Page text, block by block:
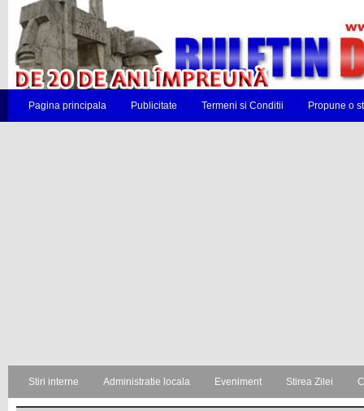
Pagina principala Publicitate Termeni si Conditii Propune o
Stiri interne Administratie locala Eveniment Stirea Zilei